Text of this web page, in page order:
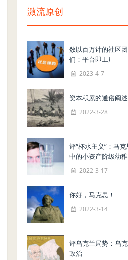
激流原创
数以百万计的社区
们：平台即工厂
2023-4-7
资本积累的通俗阐述
2022-3-28
评“杯水主义”：马
中的小资产阶级幼
2022-3-17
你好，马克思！
2022-3-14
评乌克兰局势：乌
政治